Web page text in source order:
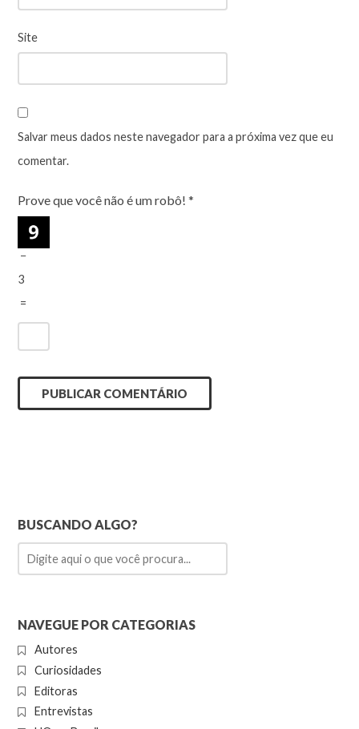
Site
Salvar meus dados neste navegador para a próxima vez que eu
comentar.
Prove que você não é um robô! *
−
3
=
BUSCANDO ALGO?
NAVEGUE POR CATEGORIAS
Autores
Curiosidades
Editoras
Entrevistas